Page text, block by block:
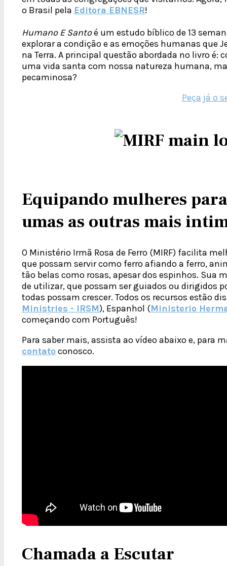
o Brasil pela Editora EBNESR!
Humano E Santoé um estudo bíblico de 13
explorar a condição e as emoções humanas que
na Terra. A principal questão abordada no livro é:
uma vida santa com nossa natureza humana,
pecaminosa?
Peça já o
Equipando mulheres
umas as outras mais
O Ministério Irmã Rosa de Ferro (MIRF) facilita
que possam servir como ferro afiando a ferro,
tão belas como rosas, apesar dos espinhos. Sua
de utilizar, que possam ser guiados ou dirigidos
todas possam crescer. Todos os recursos estão
Ministries - IRSM), Espanhol (Ministerio
começando com Português!
Para saber mais, assista ao vídeo abaixo e, para
contato conosco.
Chamada a Escutar